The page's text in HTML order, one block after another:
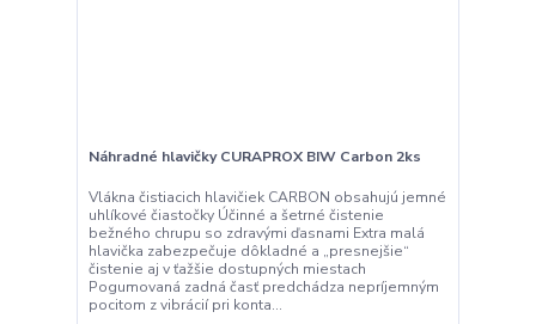
Náhradné hlavičky CURAPROX BIW Carbon 2ks
Vlákna čistiacich hlavičiek CARBON obsahujú jemné
uhlíkové čiastočky Účinné a šetrné čistenie
bežného chrupu so zdravými ďasnami Extra malá
hlavička zabezpečuje dôkladné a „presnejšie“
čistenie aj v ťažšie dostupných miestach
Pogumovaná zadná časť predchádza nepríjemným
pocitom z vibrácií pri konta...